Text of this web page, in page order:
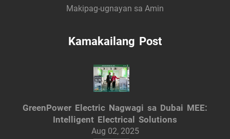
Makipag-ugnayan sa Amin
Kamakailang Post
GreenPower Electric Nagwagi sa Dubai MEE:
Intelligent Electrical Solutions
Aug 02, 2025